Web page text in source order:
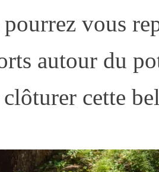
vous
autour du
cette